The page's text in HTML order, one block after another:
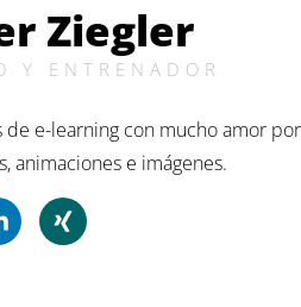
Ziegler
Y ENTRENADOR
e-learning con mucho amor
animaciones e imágenes.
X